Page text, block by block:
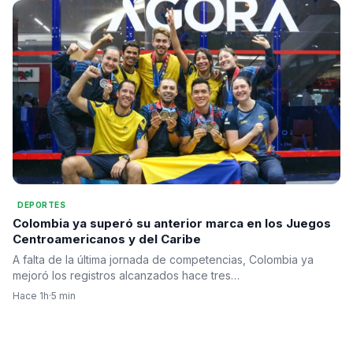
DEPORTES
Colombia ya superó su anterior marca en los Juegos
Centroamericanos y del Caribe
A falta de la última jornada de competencias, Colombia ya
mejoró los registros alcanzados hace tres…
Hace 1h·5 min